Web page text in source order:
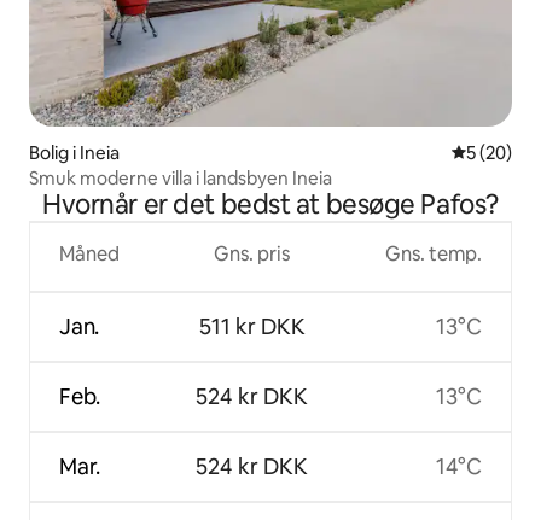
Bolig i Ineia 5 ud af 5 i
5 (20)
Smuk moderne villa i landsbyen Ineia
Hvornår er det bedst at besøge Pafos?
Måned
Jan.
Feb.
Mar.
Gns. pris
511 kr DKK
524 kr DKK
524 kr DKK
Gns. temp.
13°C
13°C
14°C